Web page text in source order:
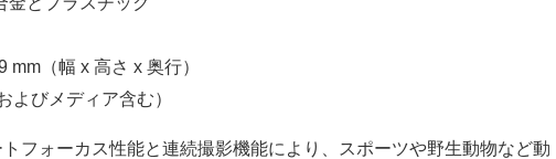
mm（幅 x 高さ x 奥行）
よびメディア含む）
フォーカス性能と連続撮影機能により、スポーツや野生動物など動